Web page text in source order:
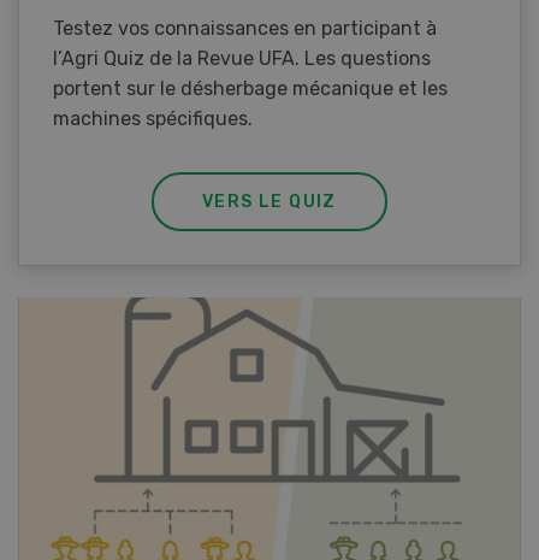
Testez vos connaissances en participant à
l’Agri Quiz de la Revue UFA. Les questions
portent sur le désherbage mécanique et les
machines spécifiques.
VERS LE QUIZ